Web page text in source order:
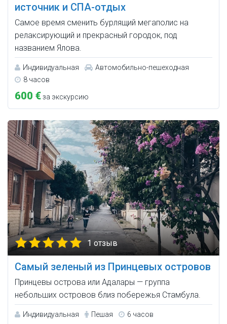
источник и СПА-отдых
Самое время сменить бурлящий мегаполис на
релаксирующий и прекрасный городок, под
названием Ялова.
Индивидуальная
Автомобильно-пешеходная
8 часов
600 €за экскурсию
1 отзыв
Самый зеленый из Принцевых островов
Принцевы острова или Адалары — группа
небольших островов близ побережья Стамбула.
Индивидуальная Пешая 6 часов